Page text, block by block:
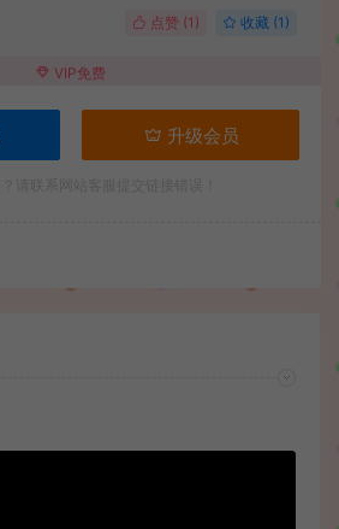
点赞 (1 ) 收藏 (1)
VIP免费
升级会员